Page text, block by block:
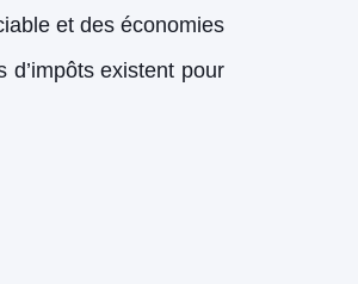
et des économies
existent pour